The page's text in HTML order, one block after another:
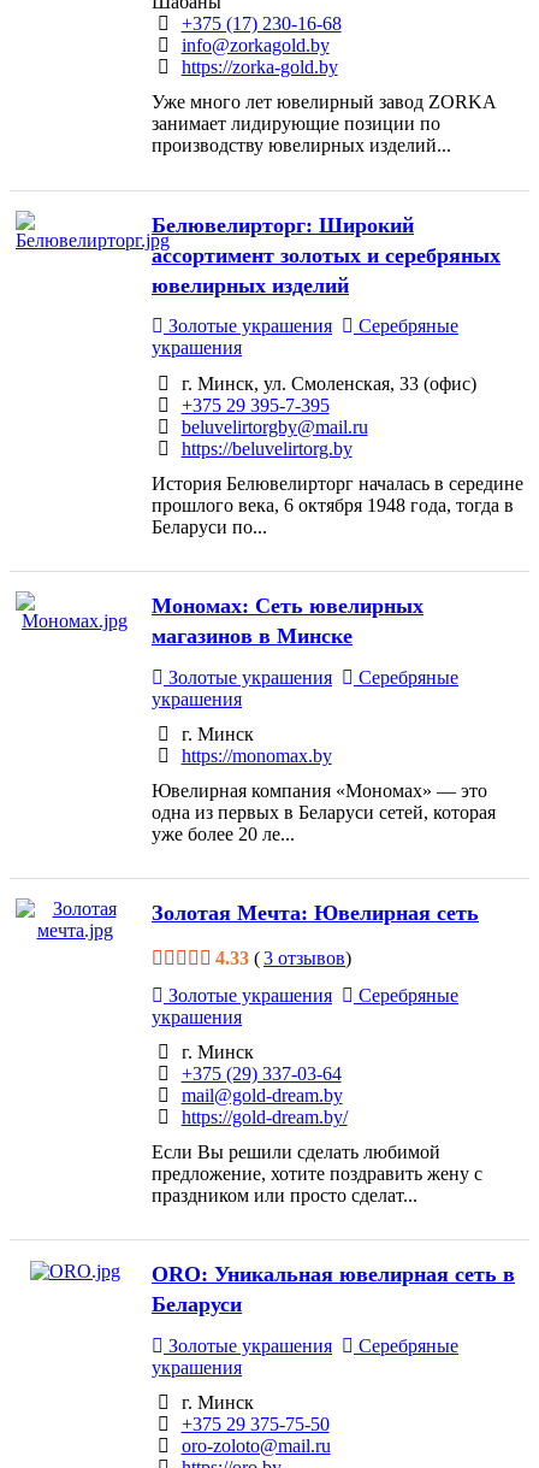
+375 (17) 230-16-68
info@zorkagold.by
https://zorka-gold.by
Уже много лет ювелирный завод ZORKA
занимает лидирующие позиции по
производству ювелирных изделий...
Белювелирторг: Широкий
ассортимент золотых и серебряных
ювелирных изделий
Золотые украшения
Серебряные
украшения
г. Минск, ул. Смоленская, 33 (офис)
+375 29 395-7-395
beluvelirtorgby@mail.ru
https://beluvelirtorg.by
История Белювелирторг началась в середине
прошлого века, 6 октября 1948 года, тогда в
Беларуси по...
Мономах: Сеть ювелирных
магазинов в Минске
Золотые украшения
Серебряные
украшения
г. Минск
https://monomax.by
Ювелирная компания «Мономах» — это
одна из первых в Беларуси сетей, которая
уже более 20 ле...
Золотая Мечта: Ювелирная сеть
4.33 (3 отзывов)
Золотые украшения
Серебряные
украшения
г. Минск
+375 (29) 337-03-64
mail@gold-dream.by
https://gold-dream.by/
Если Вы решили сделать любимой
предложение, хотите поздравить жену с
праздником или просто сделат...
ОRO: Уникальная ювелирная сеть в
Беларуси
Золотые украшения
Серебряные
украшения
г. Минск
+375 29 375-75-50
oro-zoloto@mail.ru